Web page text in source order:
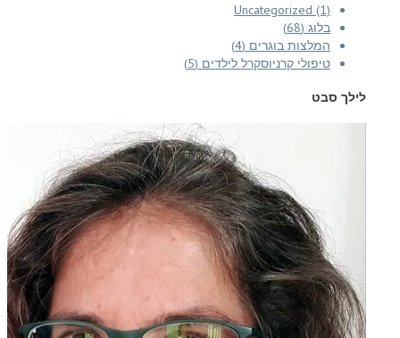
Uncategorized (1)
בלוג (68)
המלצות בוגרים (4)
טיפולי קרניוסקרל לילדים (5)
לילך סבט